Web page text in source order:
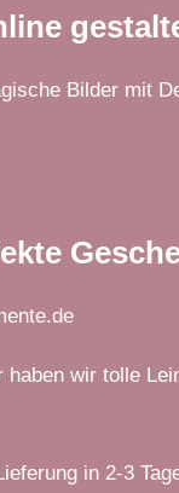
Bilder mit
wir tolle
in 2-3